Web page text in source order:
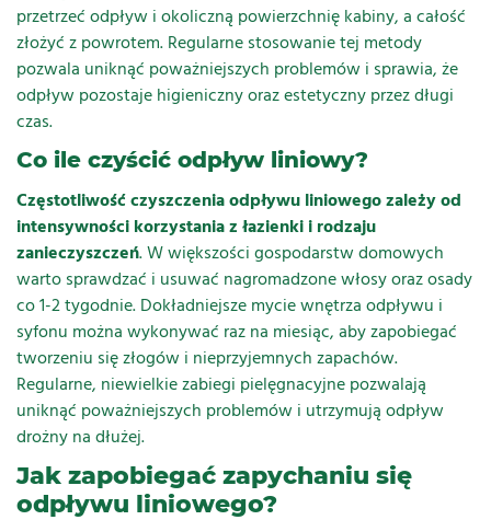
przetrzeć odpływ i okoliczną powierzchnię kabiny, a całość
złożyć z powrotem. Regularne stosowanie tej metody
pozwala uniknąć poważniejszych problemów i sprawia, że
odpływ pozostaje higieniczny oraz estetyczny przez długi
czas.
Co ile czyścić odpływ liniowy?
Częstotliwość czyszczenia odpływu liniowego zależy od
intensywności korzystania z łazienki i rodzaju
zanieczyszczeń. W większości gospodarstw domowych
warto sprawdzać i usuwać nagromadzone włosy oraz osady
co 1-2 tygodnie. Dokładniejsze mycie wnętrza odpływu i
syfonu można wykonywać raz na miesiąc, aby zapobiegać
tworzeniu się złogów i nieprzyjemnych zapachów.
Regularne, niewielkie zabiegi pielęgnacyjne pozwalają
uniknąć poważniejszych problemów i utrzymują odpływ
drożny na dłużej.
Jak zapobiegać zapychaniu się
odpływu liniowego?